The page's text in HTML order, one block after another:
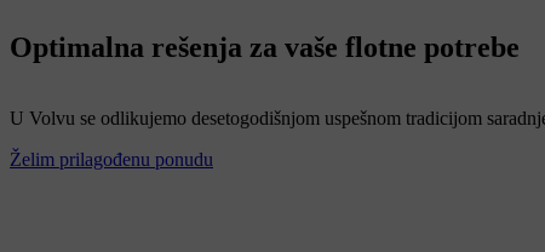
Optimalna rešenja za vaše flotne potrebe
U Volvu se odlikujemo desetogodišnjom uspešnom tradicijom
Želim prilagođenu ponudu